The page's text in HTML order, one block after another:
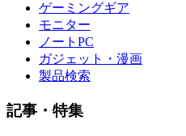
ゲーミングギア
モニター
ノートPC
ガジェット・漫画
製品検索
記事・特集